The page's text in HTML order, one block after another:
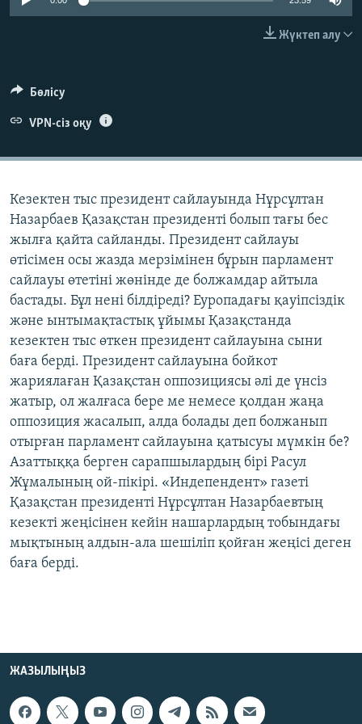
ЖАЗЫЛЫҢЫЗ
Басқа тілдерде
Жүктеп алу
Бөлісу
VPN-сіз оқу
Кезектен тыс президент сайлауында Нұрсұлтан
Назарбаев Қазақстан президенті болып тағы бес
жылға қайта сайланды. Президент сайлауы
өтісімен осы жазда мерзімінен бұрын парламент
сайлауы өтетіні жөнінде де болжамдар айтыла
бастады. Бұл нені білдіреді? Еуропадағы қауіпсіздік
және ынтымақтастық ұйымы Қазақстанда
кезектен тыс өткен президент сайлауына сыни
баға берді. Президент сайлауына бойкот
жариялаған Қазақстан оппозициясы әлі де үнсіз
жатыр, ол жалғаса бере ме немесе қолдан жаңа
оппозиция жасалып, алда болады деп болжанып
отырған парламент сайлауына қатысуы мүмкін бе?
Азаттыққа берген сарапшылардың бірі Расул
Жұмалының ой-пікірі. «Индепендент» газеті
Қазақстан президенті Нұрсұлтан Назарбаевтың
кезекті жеңісінен кейін нашарлардың тобындағы
мықтының алдын-ала шешіліп қойған жеңісі деген
баға берді.
ЖАЗЫЛЫҢЫЗ